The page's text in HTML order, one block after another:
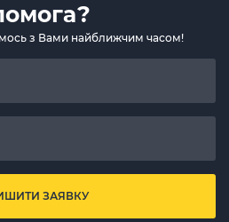
з Вами найближчим часом!
ЗАЯВКУ